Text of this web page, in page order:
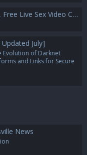
Live Sex Video Chat
July]
Evolution of Darknet
and Links for Secure
News